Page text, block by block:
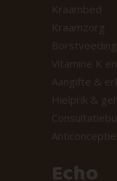
Kraambed
Kraamzorg
Vitamine K
Aangifte &
Hielprik &
Echo